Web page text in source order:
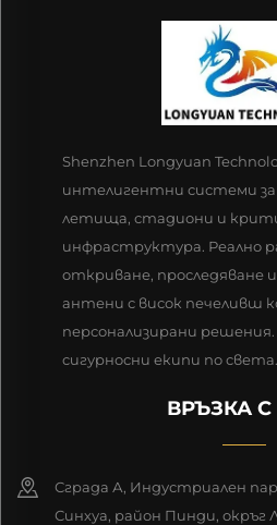
Shenzhen Longyuan
интелигентни системи за
летища, стадиони и
инфраструктура. Реално
откриване, проследяване
антени с висок печеливш
персонализирани
сигурносни екипи по света.
ВРЪЗКА
Сграда А, Индустриален
Синхуа, район Пинди, окръг